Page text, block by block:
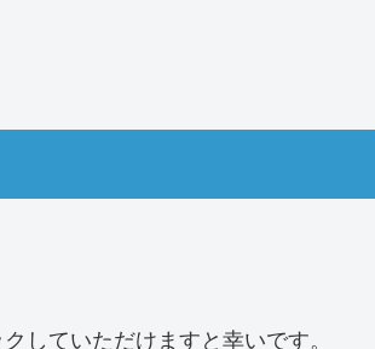
していただけますと幸いです。